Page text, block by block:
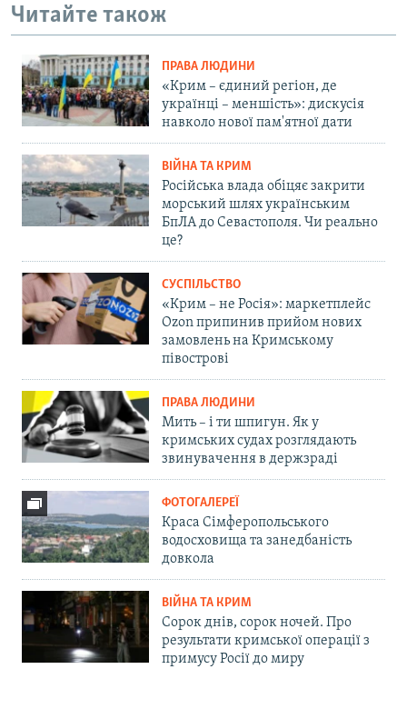
Читайте також
ПРАВА ЛЮДИНИ
«Крим – єдиний регіон, де
українці – меншість»: дискусія
навколо нової пам'ятної дати
ВІЙНА ТА КРИМ
Російська влада обіцяє закрити
морський шлях українським
БпЛА до Севастополя. Чи реально
це?
СУСПІЛЬСТВО
«Крим – не Росія»: маркетплейс
Ozon припинив прийом нових
замовлень на Кримському
півострові
ПРАВА ЛЮДИНИ
Мить – і ти шпигун. Як у
кримських судах розглядають
звинувачення в держзраді
ФОТОГАЛЕРЕЇ
Краса Сімферопольського
водосховища та занедбаність
довкола
ВІЙНА ТА КРИМ
Сорок днів, сорок ночей. Про
результати кримської операції з
примусу Росії до миру